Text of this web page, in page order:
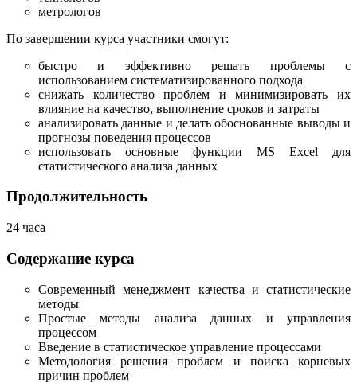
метрологов
По завершении курса участники смогут:
быстро и эффективно решать проблемы с
использованием систематизированного подхода
снижать количество проблем и минимизировать их
влияние на качество, выполнение сроков и затраты
анализировать данные и делать обоснованные выводы и
прогнозы поведения процессов
использовать основные функции MS Excel для
статистического анализа данных
Продолжительность
24 часа
Содержание курса
Современный менеджмент качества и статистические
методы
Простые методы анализа данных и управления
процессом
Введение в статистическое управление процессами
Методология решения проблем и поиска корневых
причин проблем